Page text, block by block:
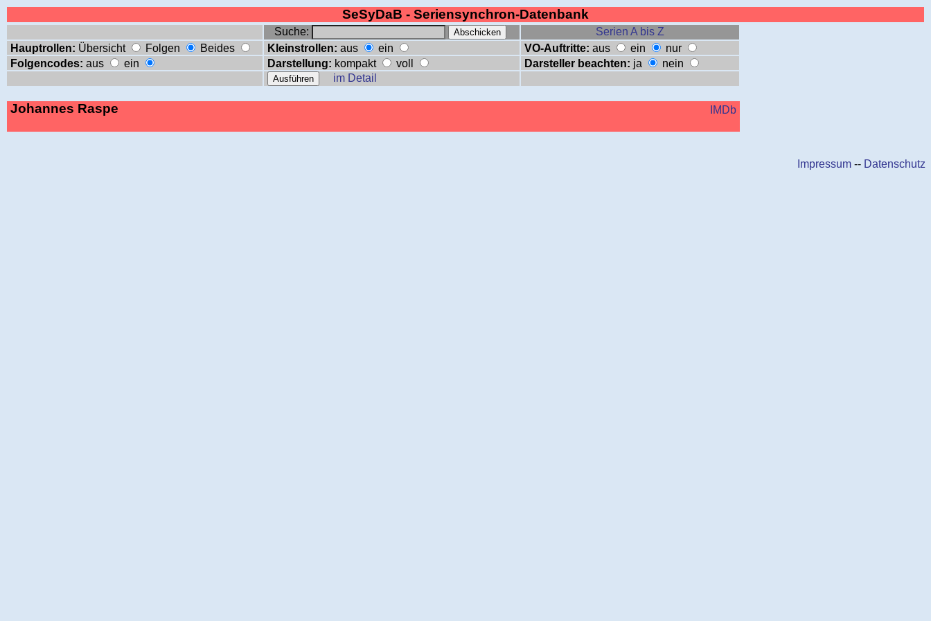
SeSyDaB - Seriensynchron-Datenbank
Suche:
Serien A bis Z
Hauptrollen: Übersicht Folgen Beides Kleinstrollen: aus ein VO-Auftritte: aus ein
nur
Folgencodes: aus ein Darstellung: kompakt voll Darsteller beachten: ja
nein
im Detail
Johannes Raspe IMDb
Impressum -- Datenschutz